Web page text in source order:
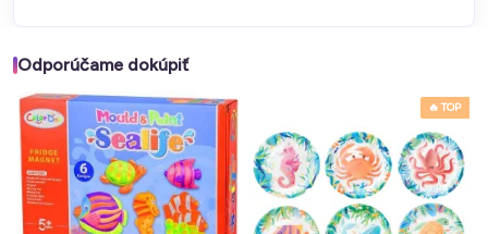
Odporúčame dokúpiť
🔥 TOP